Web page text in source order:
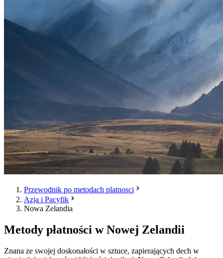
Przewodnik po metodach platnosci
Azja i Pacyfik
Nowa Zelandia
Metody płatności w Nowej Zelandii
Znana ze swojej doskonałości w sztuce, zapierających dech w